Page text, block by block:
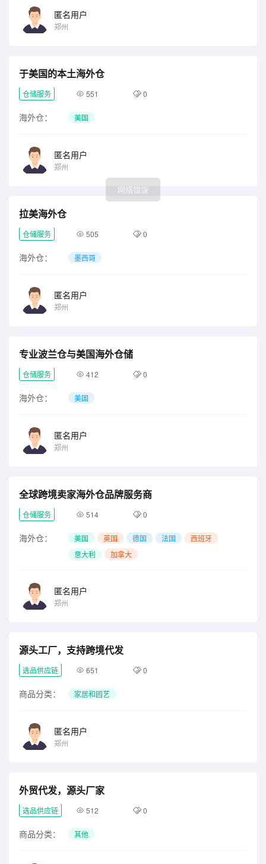
匿名用户
郑州
于美国的本土海外仓
仓储服务 551 0
海外仓： 美国
匿名用户
郑州
拉美海外仓
仓储服务 505 0
海外仓： 墨西哥
匿名用户
郑州
专业波兰仓与美国海外仓储
仓储服务 412 0
海外仓： 美国
匿名用户
郑州
全球跨境卖家海外仓品牌服务商
仓储服务 514 0
海外仓： 美国 英国 德国 法国
西班牙
意大利
加拿大
匿名用户
郑州
源头工厂，支持跨境代发
选品供应链 651 0
商品分类： 家居和园艺
匿名用户
郑州
外贸代发，源头厂家
选品供应链 512 0
商品分类： 其他